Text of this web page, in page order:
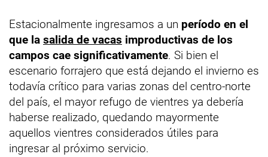
Estacionalmente ingresamos a un período en el
que la salida de vacas improductivas de los
campos cae significativamente. Si bien el
escenario forrajero que está dejando el invierno es
todavía crítico para varias zonas del centro-norte
del país, el mayor refugo de vientres ya debería
haberse realizado, quedando mayormente
aquellos vientres considerados útiles para
ingresar al próximo servicio.